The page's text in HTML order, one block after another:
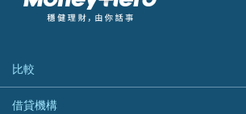
比較
私人貸款比較
借貸機構